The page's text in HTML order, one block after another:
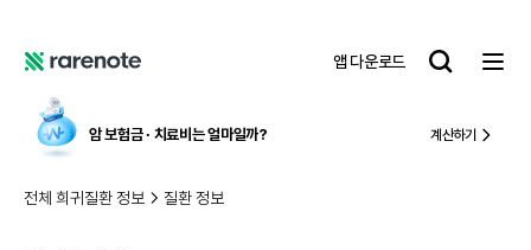
노
앱 다운로드
레
트
암 보험금 ∙ 치료비 는 얼마일까? 계산하기
전체 희귀질환 정보 질환 정보